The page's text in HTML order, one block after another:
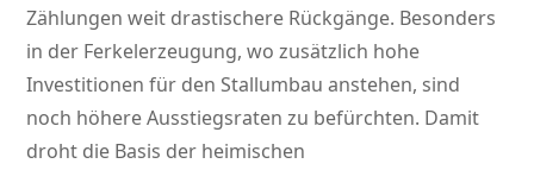
Zählungen weit drastischere Rückgänge. Besonders
in der Ferkelerzeugung, wo zusätzlich hohe
Investitionen für den Stallumbau anstehen, sind
noch höhere Ausstiegsraten zu befürchten. Damit
droht die Basis der heimischen